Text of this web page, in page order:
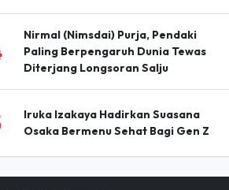
Nirmal (Nimsdai) Purja, Pendaki
Paling Berpengaruh Dunia Tewas
Diterjang Longsoran Salju
Iruka Izakaya Hadirkan Suasana
Osaka Bermenu Sehat Bagi Gen Z